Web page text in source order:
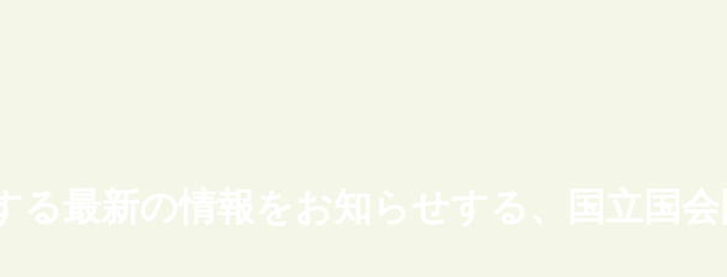
る最新の情報をお知らせする、国立国